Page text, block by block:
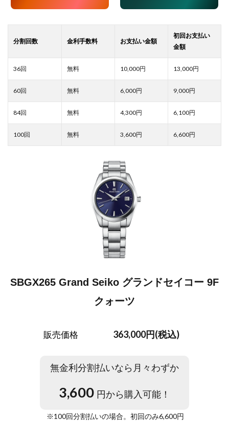
10,000 13,000
6,000 9,000
4,300 6,100
3,600 6,600
SBGX265 Grand Seiko グランドセイコー 9F
クォーツ
販売価格 363,000円(税込)
無金利分割払いなら月々わずか
3,600 円から購入可能！
※100回分割払いの場合。初回のみ6,600円